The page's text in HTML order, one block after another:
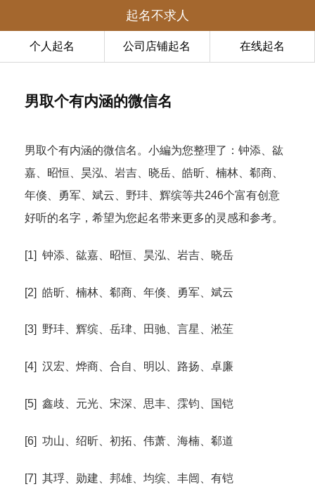
起名不求人
个人起名 公司店铺起名 在线起名
男取个有内涵的微信名
男取个有内涵的微信名。小編为您整理了：钟添、谹
嘉、昭恒、昊泓、岩吉、晓岳、皓昕、楠林、郗商、
年倏、勇军、斌云、野玤、辉缤等共246个富有创意
好听的名字，希望为您起名带来更多的灵感和参考。
[1] 钟添、谹嘉、昭恒、昊泓、岩吉、晓岳
[2] 皓昕、楠林、郗商、年倏、勇军、斌云
[3] 野玤、辉缤、岳珒、田驰、言星、淞苼
[4] 汉宏、烨商、合自、明以、路扬、卓廉
[5] 鑫歧、元光、宋深、思丰、霂钧、国铠
[6] 功山、绍昕、初拓、伟萧、海楠、郗道
[7] 其琈、勋建、邦雄、均缤、丰闿、有铠